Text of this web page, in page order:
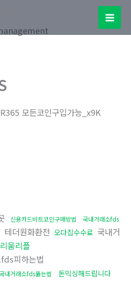
Main
모든코인구입가능_x9K
신용카드비트코인구매방법
국내거래소fds
테더원화환전 오다집수수료 국내거
움리플
피하는법
내거래소fds뚫는법 돈믹싱해드립니다